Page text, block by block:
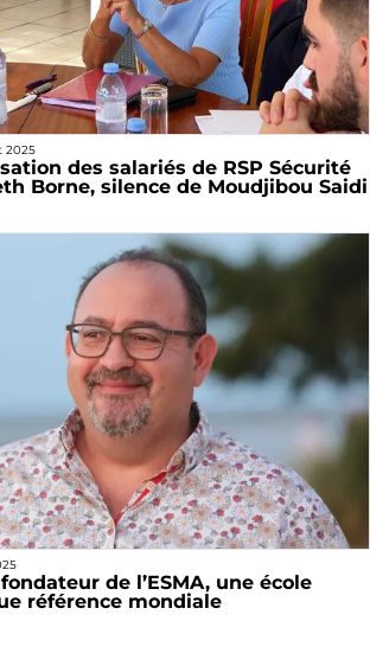
2025
des salariés de RSP Sécurité
Borne, silence de Moudjibou Saidi
de l’ESMA, une école
référence mondiale